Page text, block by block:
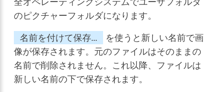
のピクチャーフォルダになります。
名前を付けて保存...
を使うと新しい名前で画
像が保存されます。元のファイルはそのままの
名前で削除されません。これ以降、ファイルは
新しい名前の下で保存されます。